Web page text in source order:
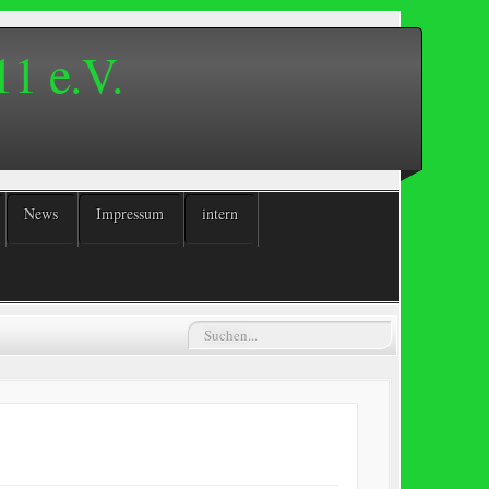
e.V.
News Impressum intern
Suchen...